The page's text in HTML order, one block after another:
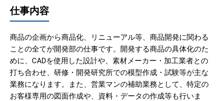
仕事内容
商品の企画から商品化、リニューアル等、商品開発に関わる
ことの全てが開発部の仕事です。開発する商品の具体化のた
めに、CADを使用した設計や、素材メーカー・加工業者との
打ち合わせ、研修・開発研究所での模型作成・試験等が主な
業務になります。また、営業マンの補助業務として、特定の
お客様専用の図面作成や、資料・データの作成等も行いま